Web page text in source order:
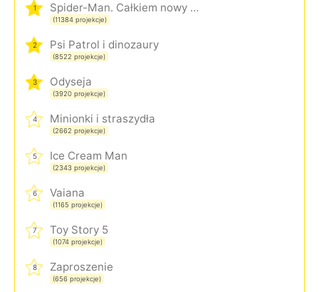
1 Spider-Man. Całkiem nowy dzień
(11384 projekcje)
2 Psi Patrol i dinozaury
(8522 projekcje)
3 Odyseja
(3920 projekcje)
4 Minionki i straszydła
(2662 projekcje)
5 Ice Cream Man
(2343 projekcje)
6 Vaiana
(1165 projekcje)
7 Toy Story 5
(1074 projekcje)
8 Zaproszenie
(656 projekcje)